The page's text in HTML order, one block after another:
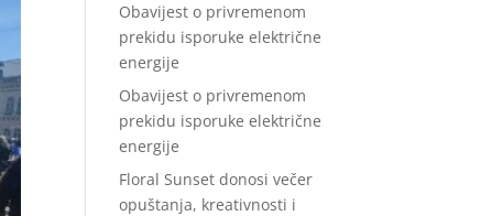
Obavijest o privremenom
prekidu isporuke električne
energije
Obavijest o privremenom
prekidu isporuke električne
energije
Floral Sunset donosi večer
opuštanja, kreativnosti i